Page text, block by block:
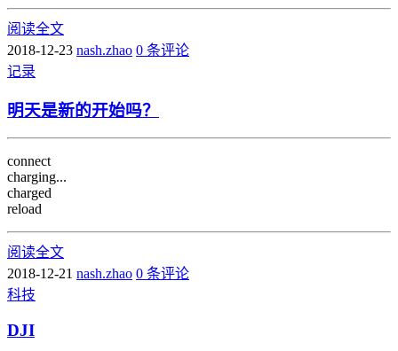
阅读全文
2018-12-23 nash.zhao 0 条评论
记录
明天是新的开始吗？
connect
charging...
charged
reload
阅读全文
2018-12-21 nash.zhao 0 条评论
科技
DJI